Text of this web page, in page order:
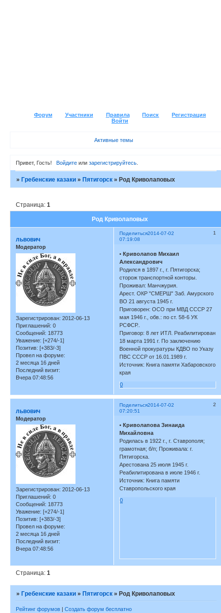
Форум Участники Правила Поиск
Регистрация
Войти
Активные темы
Привет, Гость! Войдитеили зарегистрируйтесь.
»Гребенские казаки »Пятигорск »Род Криволаповых
Род Криволаповых
Страница:1
Поделиться 1
2014-07-02
07:19:08
львович
Модератор
Зарегистрирован: 2012-06-13
Приглашений: 0
Сообщений: 18773
Уважение: [+274/-1]
Позитив: [+383/-3]
Провел на форуме:
2 месяца 16 дней
Последний визит:
Вчера 07:48:56
•Криволапов Михаил
Александрович
Родился в 1897 г., г. Пятигорска;
сторож транспортной конторы.
Проживал: Манчжурия.
Арест. ОКР "СМЕРШ" Заб. Амурского
ВО 21 августа 1945 г.
Приговорен: ОСО при МВД СССР 27
мая 1946 г., обв.: по ст. 58-6 УК
РСФСР..
Приговор: 8 лет ИТЛ. Реабилитирован
18 марта 1991 г. По заключению
Военной прокуратуры КДВО по Указу
ПВС СССР от 16.01.1989 г.
Источник: Книга памяти Хабаровского
края
0
Поделиться 2
2014-07-02
07:20:51
львович
Модератор
Зарегистрирован: 2012-06-13
Приглашений: 0
Сообщений: 18773
Уважение: [+274/-1]
Позитив: [+383/-3]
Провел на форуме:
2 месяца 16 дней
Последний визит:
Вчера 07:48:56
• Криволапова Зинаида
Михайловна
Родилась в 1922 г., г. Ставрополя;
грамотная; б/п; Проживала: г.
Пятигорска.
Арестована 25 июля 1945 г.
Реабилитирована в июле 1946 г.
Источник: Книга памяти
Ставропольского края
0
Страница:1
»Гребенские казаки »Пятигорск »Род Криволаповых
Рейтинг форумов Создать форум бесплатно